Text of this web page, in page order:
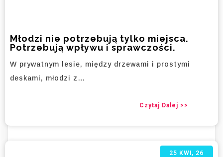
Młodzi nie potrzebują tylko miejsca.
Potrzebują wpływu i sprawczości.
W prywatnym lesie, między drzewami i prostymi
deskami, młodzi z…
Czytaj Dalej >>
25 KWI, 26